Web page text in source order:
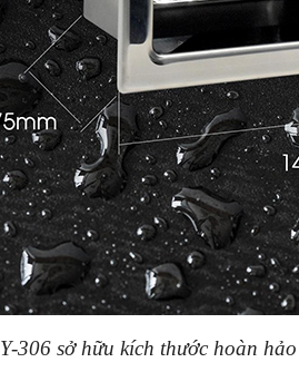
Y-306 sở hữu kích thước hoàn